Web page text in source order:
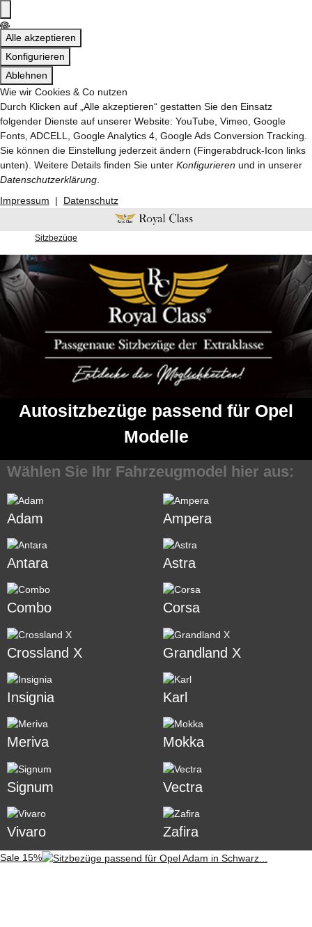
Alle akzeptieren
Konfigurieren
Ablehnen
Wie wir Cookies & Co nutzen
Durch Klicken auf „Alle akzeptieren“ gestatten Sie den Einsatz
folgender Dienste auf unserer Website: YouTube, Vimeo, Google
Fonts, ADCELL, Google Analytics 4, Google Ads Conversion Tracking.
Sie können die Einstellung jederzeit ändern (Fingerabdruck-Icon links
unten). Weitere Details finden Sie unter Konfigurieren und in unserer
Datenschutzerklärung
Impressum
| Datenschutz
Sitzbezüge
Autositzbezüge passend für Opel
Modelle
Wählen Sie Ihr Fahrzeugmodel hier aus:
Adam Ampera
Antara Astra
Combo Corsa
Crossland X Grandland X
Insignia Karl
Meriva Mokka
Signum Vectra
Vivaro Zafira
Sale 15%